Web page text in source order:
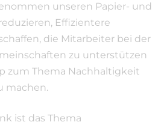
unseren Papier- und
Effizientere
die Mitarbeiter bei der
zu unterstützen
zum Thema Nachhaltigkeit
machen.
ist das Thema